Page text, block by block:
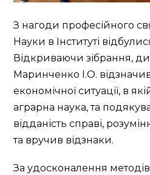
З нагоди професійного
Науки в Інституті
Відкриваючи зібрання,
Маринченко І.О.
економічної ситуації, в
аграрна наука, та
відданість справі,
та вручив відзнаки.
За удосконалення методів